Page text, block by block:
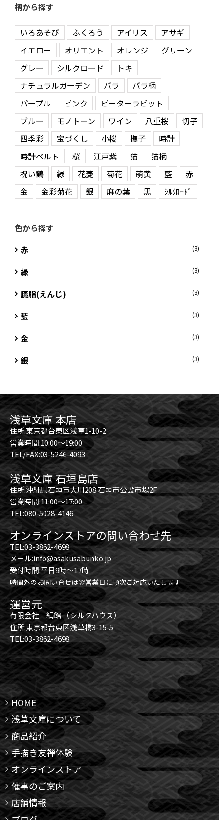
柄から探す
いろあそび ふくろう アイリス
アサギ
イエロー
オリエント オレンジ
グリーン
グレー
シルクロード
トキ
ナチュラルガーデン
バラ
バラ柄
パープル
ピンク
ピーターラビット
ブルー
モノトーン ワイン 八重桜
切子
四季彩
宝づくし 小桜 撫子
時計
時計ベルト
桜 江戸紫 猫
猫柄
祝い鶴
緑 花菱 菊花 萌黄 藍
赤
金
金彩菊花 銀 麻の葉 黒 ｼﾙｸﾛｰﾄﾞ
色から探す
赤
(3)
緑 (3)
臙脂(えんじ) (3)
藍 (3)
金 (3)
銀 (3)
浅草文庫 本店
住所:東京都台東区浅草1-10-2
営業時間:10:00～19:00
TEL/FAX:03-5246-4093
浅草文庫 石垣島店
住所:沖縄県石垣市大川208 石垣市公設市場2F
営業時間:11:00～17:00
TEL:080-5028-4146
オンラインストアの問い合わせ先
TEL:03-3862-4698
メール:info@asakusabunko.jp
受付時間:平日9時～17時
時間外のお問い合せは翌営業日に順次ご対応いたします
運営元
有限会社 絹館 （シルクハウス）
住所:東京都台東区浅草橋3-15-5
TEL:03-3862-4698
HOME
浅草文庫について
商品紹介
手描き友禅体験
オンラインストア
催事のご案内
店舗情報